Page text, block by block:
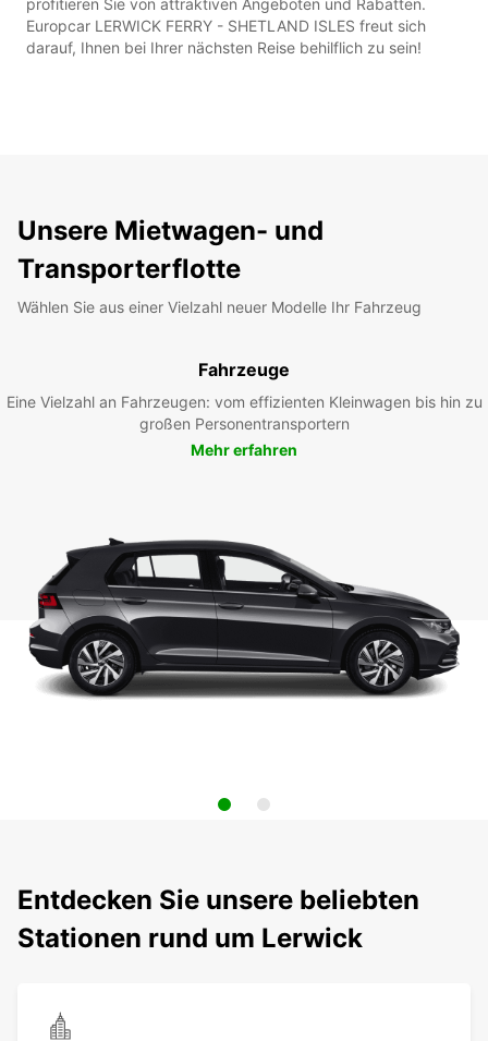
profitieren Sie von attraktiven Angeboten und Rabatten.
Europcar LERWICK FERRY - SHETLAND ISLES freut sich
darauf, Ihnen bei Ihrer nächsten Reise behilflich zu sein!
Unsere Mietwagen- und
Transporterflotte
Wählen Sie aus einer Vielzahl neuer Modelle Ihr Fahrzeug
Fahrzeuge
Eine Vielzahl an Fahrzeugen: vom effizienten Kleinwagen bis hin zu
großen Personentransportern
Mehr erfahren
Entdecken Sie unsere beliebten
Stationen rund um Lerwick